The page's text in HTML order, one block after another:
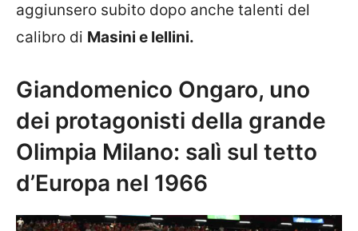
aggiunsero subito dopo anche talenti del
calibro di Masini e Iellini.
Giandomenico Ongaro, uno
dei protagonisti della grande
Olimpia Milano: salì sul tetto
d’Europa nel 1966